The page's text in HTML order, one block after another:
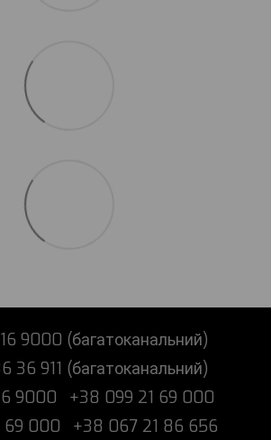
9000 (багатоканальний)
36 911 (багатоканальний)
9000
+38 099 21 69 000
69 000
+38 067 21 86 656